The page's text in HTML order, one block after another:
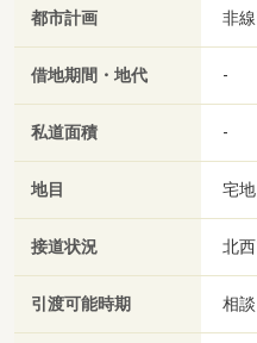
都市計画 非
借地期間・地代 -
私道面積 -
地目 宅地
接道状況 北
引渡可能時期 相談